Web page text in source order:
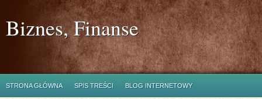
Biznes, Finanse
STRONA GŁÓWNA SPIS TREŚCI BLOG INTERNETOWY